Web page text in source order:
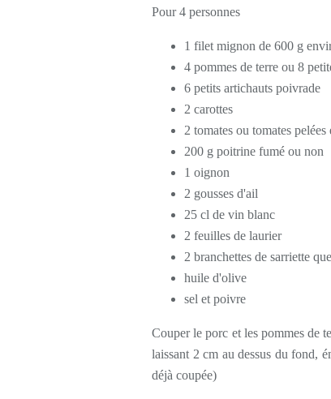
Pour 4 personnes
1 filet mignon de 600 g
4 pommes de terre ou 8
6 petits artichauts poivrade
2 carottes
2 tomates ou tomates pelées
200 g poitrine fumé ou non
1 oignon
2 gousses d'ail
25 cl de vin blanc
2 feuilles de laurier
2 branchettes de sarriette
huile d'olive
sel et poivre
Couper le porc et les pommes de
laissant 2 cm au dessus du fond,
déjà coupée)